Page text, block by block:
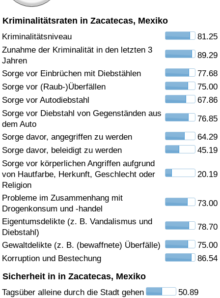
Kriminalitätsraten in Zacatecas, Mexiko
Kriminalitätsniveau
81.25
Zunahme der Kriminalität in den letzten 3
Jahren
89.29
Sorge vor Einbrüchen mit Diebstählen
77.68
Sorge vor (Raub-)Überfällen
75.00
Sorge vor Autodiebstahl
67.86
Sorge vor Diebstahl von Gegenständen aus
dem Auto
76.85
Sorge davor, angegriffen zu werden
64.29
Sorge davor, beleidigt zu werden
45.19
Sorge vor körperlichen Angriffen aufgrund
von Hautfarbe, Herkunft, Geschlecht oder
Religion
20.19
Probleme im Zusammenhang mit
Drogenkonsum und -handel
73.00
Eigentumsdelikte (z. B. Vandalismus und
Diebstahl)
78.70
Gewaltdelikte (z. B. (bewaffnete) Überfälle)
75.00
Korruption und Bestechung
86.54
Sicherheit in in Zacatecas, Mexiko
Tagsüber alleine durch die Stadt gehen 50.89
Kriminalitäts-Index (aktuell)
Kriminalitäts-Index
Kriminalitätsindex nach Land
Gesundheitsversorgung
Gesundheitsversorgungs-Index (aktuell)
Gesundheitsversorgungs-Index
Gesundheitsversorgungs-Index nach Land
Umweltverschmutzung
Umweltverschmutzungs-Index (aktuell)
Verschmutzungsindex
Umweltverschmutzungs-Index nach Land
Verkehr